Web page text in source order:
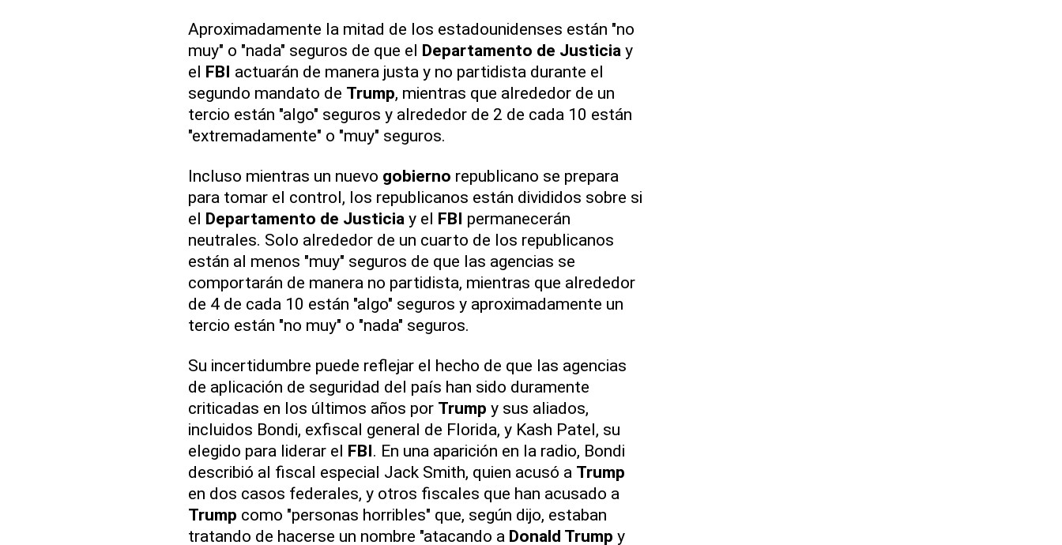
Aproximadamente la mitad de los estadounidenses están "no
muy" o "nada" seguros de que el Departamento de Justiciay
el FBI actuarán de manera justa y no partidista durante el
segundo mandato de Trump, mientras que alrededor de un
tercio están "algo" seguros y alrededor de 2 de cada 10 están
"extremadamente" o "muy" seguros.
Incluso mientras un nuevo gobierno republicano se prepara
para tomar el control, los republicanos están divididos sobre si
el Departamento de Justiciay el FBI permanecerán
neutrales. Solo alrededor de un cuarto de los republicanos
están al menos "muy" seguros de que las agencias se
comportarán de manera no partidista, mientras que alrededor
de 4 de cada 10 están "algo" seguros y aproximadamente un
tercio están "no muy" o "nada" seguros.
Su incertidumbre puede reflejar el hecho de que las agencias
de aplicación de seguridad del país han sido duramente
criticadas en los últimos años por Trump y sus aliados,
incluidos Bondi, exfiscal general de Florida, y Kash Patel, su
elegido para liderar el FBI. En una aparición en la radio, Bondi
describió al fiscal especial Jack Smith, quien acusó a Trump
en dos casos federales, y otros fiscales que han acusado a
Trump como "personas horribles" que, según dijo, estaban
tratando de hacerse un nombre "atacando a Donald Trump y